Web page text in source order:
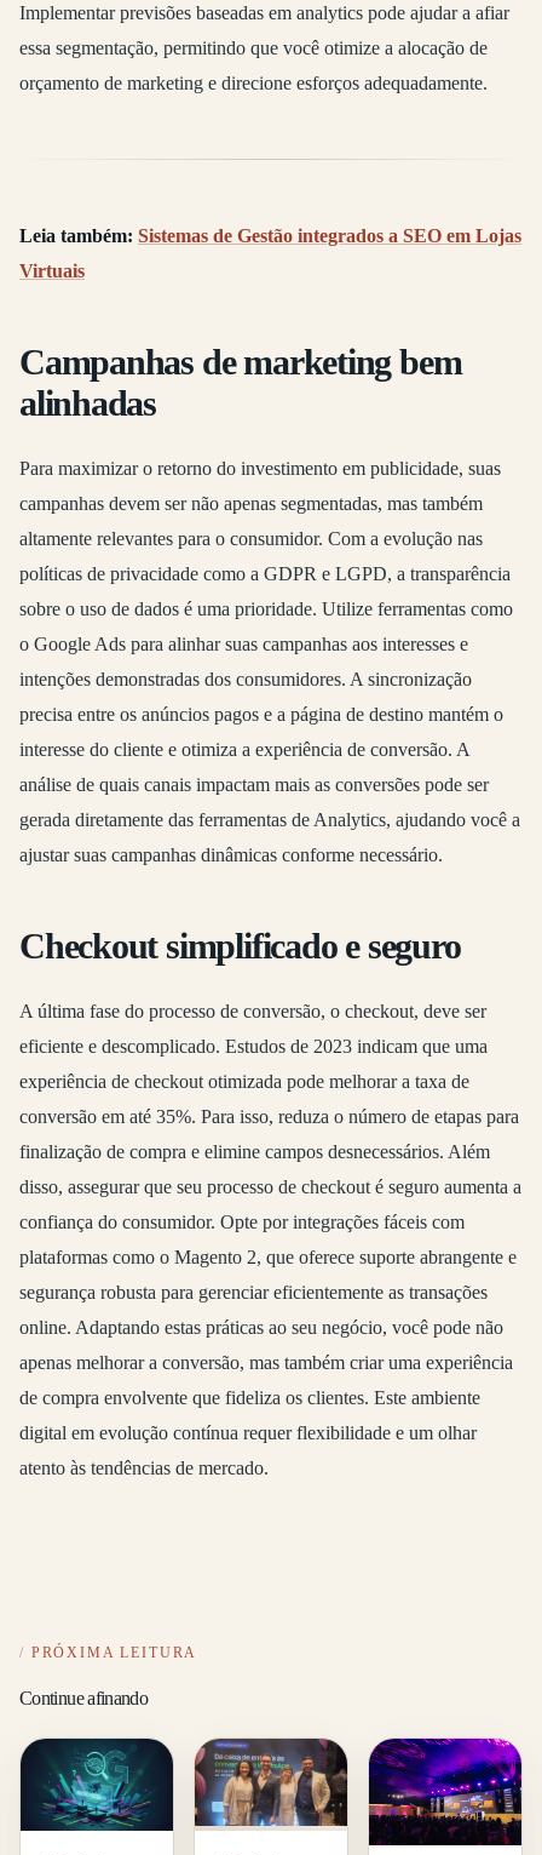
Implementar previsões baseadas em analytics pode ajudar a afiar
essa segmentação, permitindo que você otimize a alocação de
orçamento de marketing e direcione esforços adequadamente.
Leia também: Sistemas de Gestão integrados a SEO em Lojas
Virtuais
Campanhas de marketing bem
alinhadas
Para maximizar o retorno do investimento em publicidade, suas
campanhas devem ser não apenas segmentadas, mas também
altamente relevantes para o consumidor. Com a evolução nas
políticas de privacidade como a GDPR e LGPD, a transparência
sobre o uso de dados é uma prioridade. Utilize ferramentas como
o Google Ads para alinhar suas campanhas aos interesses e
intenções demonstradas dos consumidores. A sincronização
precisa entre os anúncios pagos e a página de destino mantém o
interesse do cliente e otimiza a experiência de conversão. A
análise de quais canais impactam mais as conversões pode ser
gerada diretamente das ferramentas de Analytics, ajudando você a
ajustar suas campanhas dinâmicas conforme necessário.
Checkout simplificado e seguro
A última fase do processo de conversão, o checkout, deve ser
eficiente e descomplicado. Estudos de 2023 indicam que uma
experiência de checkout otimizada pode melhorar a taxa de
conversão em até 35%. Para isso, reduza o número de etapas para
finalização de compra e elimine campos desnecessários. Além
disso, assegurar que seu processo de checkout é seguro aumenta a
confiança do consumidor. Opte por integrações fáceis com
plataformas como o Magento 2, que oferece suporte abrangente e
segurança robusta para gerenciar eficientemente as transações
online. Adaptando estas práticas ao seu negócio, você pode não
apenas melhorar a conversão, mas também criar uma experiência
de compra envolvente que fideliza os clientes. Este ambiente
digital em evolução contínua requer flexibilidade e um olhar
atento às tendências de mercado.
PRÓXIMA LEITURA
Continue afinando